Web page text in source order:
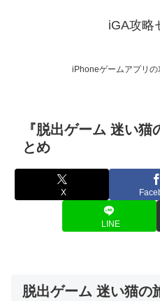
iGA攻略
iPhoneゲームアプリの
『脱出ゲーム 迷い
とめ
X
LINE
脱出ゲーム 迷い猫の